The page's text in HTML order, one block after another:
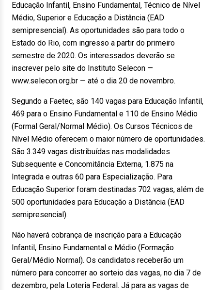
Educação Infantil, Ensino Fundamental, Técnico de Nível
Médio, Superior e Educação a Distância (EAD
semipresencial). As oportunidades são para todo o
Estado do Rio, com ingresso a partir do primeiro
semestre de 2020. Os interessados deverão se
inscrever pelo site do Instituto Selecon —
www.selecon.org.br — até o dia 20 de novembro.
Segundo a Faetec, são 140 vagas para Educação Infantil,
469 para o Ensino Fundamental e 110 de Ensino Médio
(Formal Geral/Normal Médio). Os Cursos Técnicos de
Nível Médio oferecem o maior número de oportunidades.
São 3.349 vagas distribuídas nas modalidades
Subsequente e Concomitância Externa, 1.875 na
Integrada e outras 60 para Especialização. Para
Educação Superior foram destinadas 702 vagas, além de
500 oportunidades para Educação a Distância (EAD
semipresencial).
Não haverá cobrança de inscrição para a Educação
Infantil, Ensino Fundamental e Médio (Formação
Geral/Médio Normal). Os candidatos receberão um
número para concorrer ao sorteio das vagas, no dia 7 de
dezembro, pela Loteria Federal. Já para as vagas de